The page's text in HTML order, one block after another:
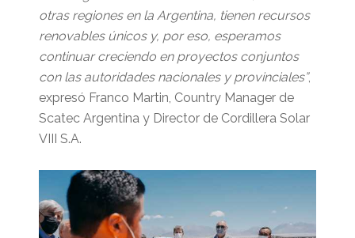
otras regiones en la Argentina, tienen recursos
renovables únicos y, por eso, esperamos
continuar creciendo en proyectos conjuntos
con las autoridades nacionales y provinciales”,
expresó Franco Martin, Country Manager de
Scatec Argentina y Director de Cordillera Solar
VIII S.A.